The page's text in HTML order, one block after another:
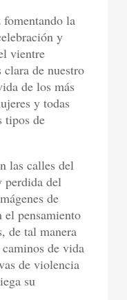
la
y
vientre
de nuestro
de los más
y todas
tipos de
las calles del
perdida del
de
pensamiento
de tal manera
de vida
de violencia
su